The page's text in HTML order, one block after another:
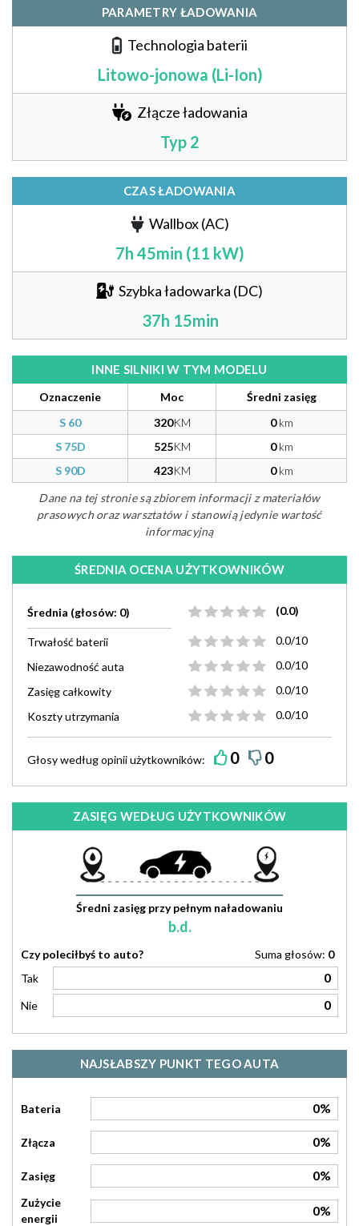
PARAMETRY ŁADOWANIA
Technologia baterii
Litowo-jonowa (Li-Ion)
Złącze ładowania
Typ 2
CZAS ŁADOWANIA
Wallbox (AC)
7h 45min (11 kW)
Szybka ładowarka (DC)
37h 15min
INNE SILNIKI W TYM MODELU
Oznaczenie Moc
Średni zasięg
S 60
320KM 0km
S 75D
525KM 0km
S 90D
423KM 0km
Dane na tej stronie są zbiorem informacji z materiałów
prasowych oraz warsztatów i stanowią jedynie wartość
informacyjną
ŚREDNIA OCENA UŻYTKOWNIKÓW
Średnia (głosów: 0) (0.0)
Trwałość baterii
0.0/10
Niezawodność auta
0.0/10
Zasięg całkowity
0.0/10
Koszty utrzymania
0.0/10
Głosy wedługopiniiużytkowników: 0 0
ZASIĘG WEDŁUG UŻYTKOWNIKÓW
Średni zasięg przy pełnym naładowaniu
b.d.
Czy poleciłbyś to auto? Suma głosów: 0
Tak
0
Nie 0
NAJSŁABSZY PUNKT TEGO AUTA
Bateria 0%
Złącza 0%
Zasięg 0%
Zużycie
energii
0%